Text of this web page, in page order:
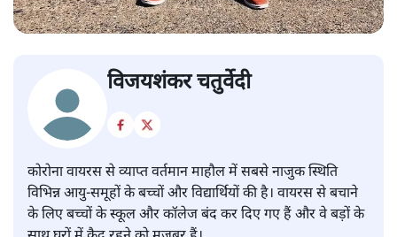
स्वास्थ्य| विजयशंकर चतुर्वेदी| 7 APR, 2020